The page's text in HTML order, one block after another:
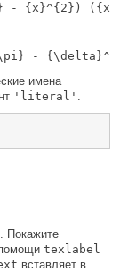
- {x}^{2})
имена
'literal' .
. Покажите
texlabel
вставляет в